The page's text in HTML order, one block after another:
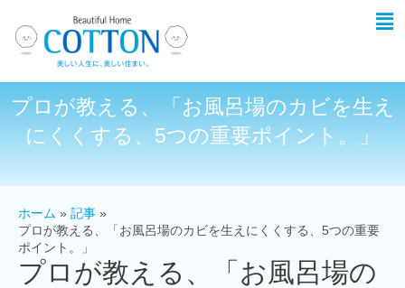
プロが教える、「お風呂場のカビを生え
にくくする、5つの重要ポイント。」
ホーム
記事
プロが教える、「お風呂場のカビを生えにくくする、5つの重要
ポイント。」
プロが教える、「お風呂場の